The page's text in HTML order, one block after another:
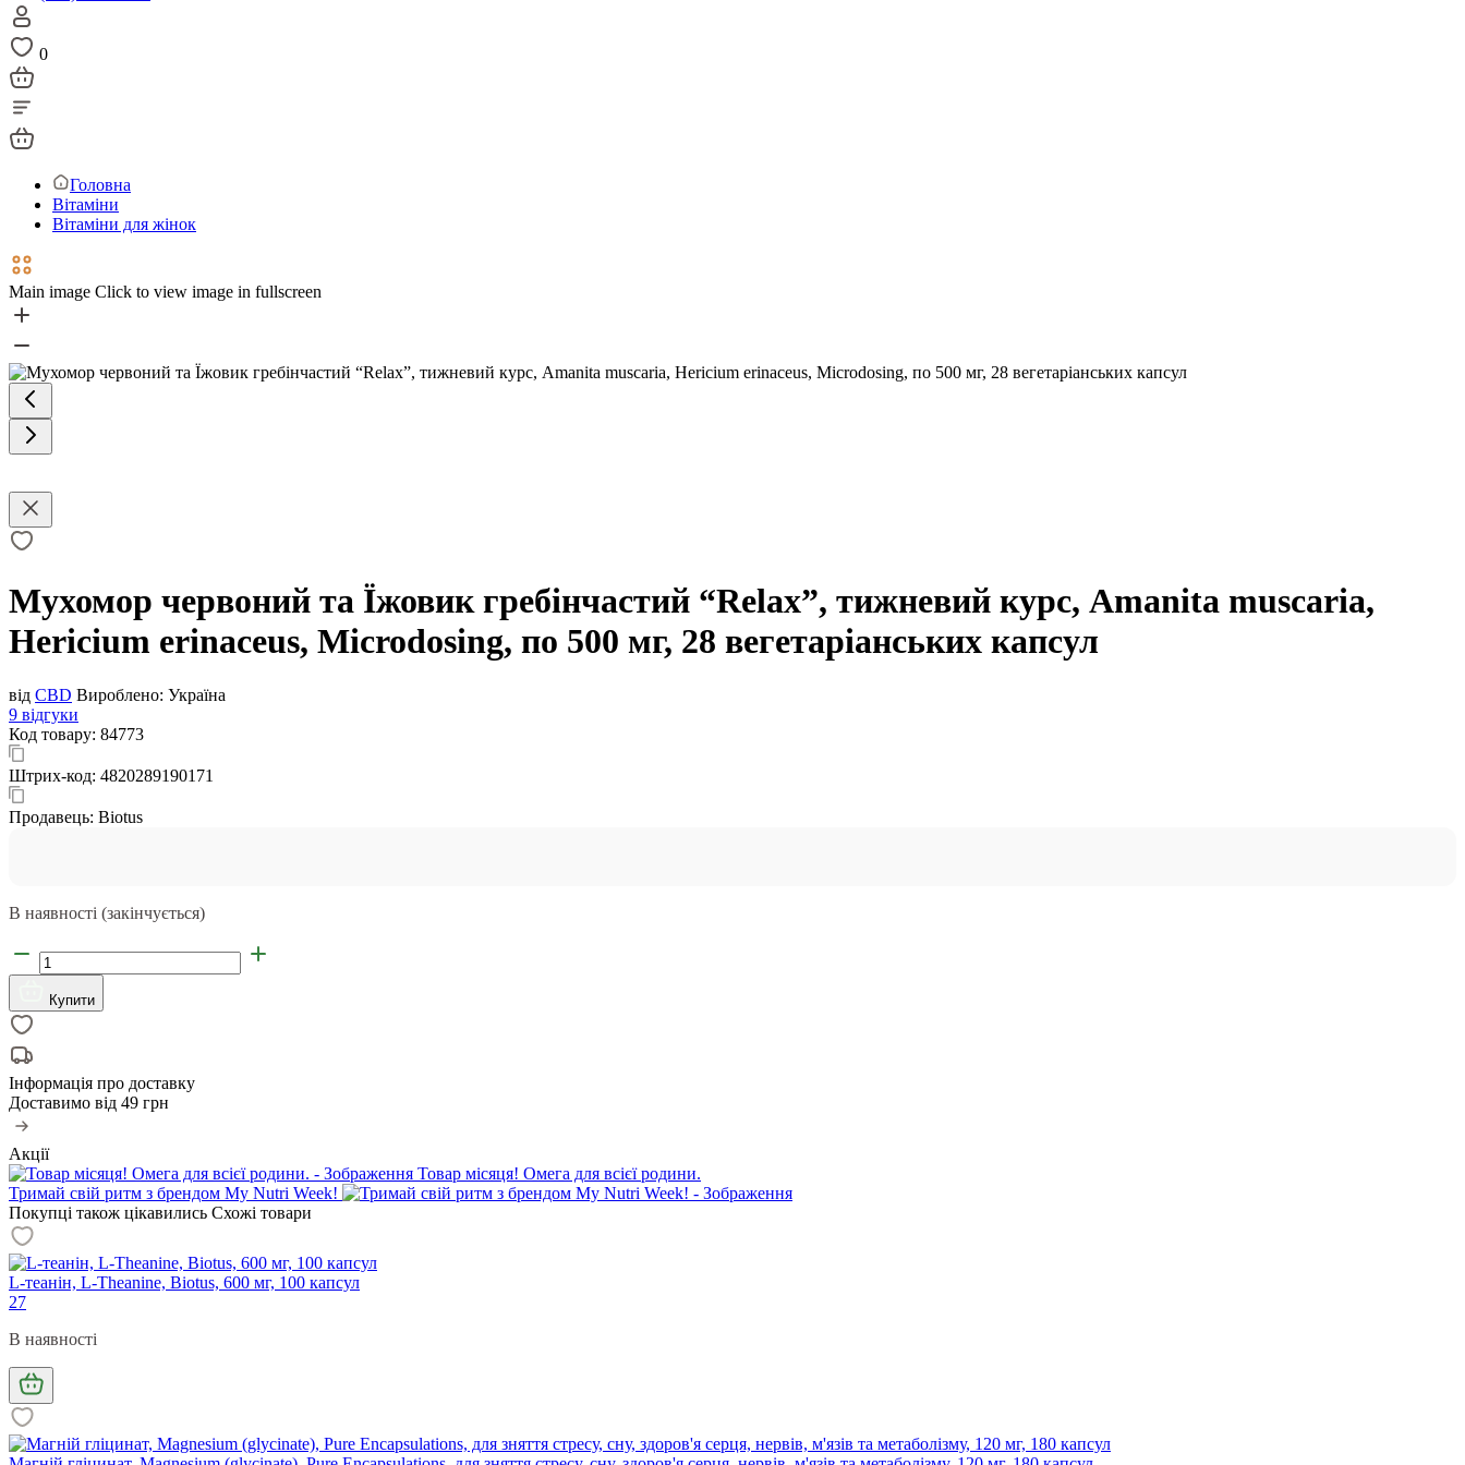
0
Головна
Вітаміни
Вітаміни для жінок
Main image Click to view image in fullscreen
Мухомор червоний та Їжовик гребінчастий “Relax”, тижневий курс, Amanita muscaria,
Hericium erinaceus, Microdosing, по 500 мг, 28 вегетаріанських капсул
від CBD Вироблено: Україна
9 відгуки
Код товару: 84773
Штрих-код: 4820289190171
Продавець: Biotus
В наявності (закінчується)
Купити
Інформація про доставку
Доставимо від 49 грн
Акції
Товар місяця! Омега для всієї родини.
Тримай свій ритм з брендом My Nutri Week!
Покупці також цікавились Схожі товари
L-теанін, L-Theanine, Biotus, 600 мг, 100 капсул
27
В наявності